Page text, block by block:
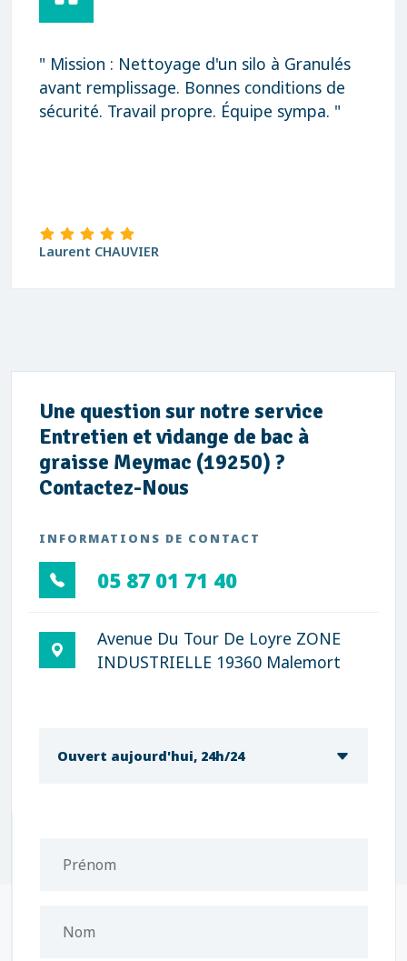
" Mission : Nettoyage d'un silo à Granulés
avant remplissage. Bonnes conditions de
sécurité. Travail propre. Équipe sympa. "
Laurent CHAUVIER
Une question sur notre service
Entretien et vidange de bac à
graisse Meymac (19250) ?
Contactez-Nous
INFORMATIONS DE CONTACT
05 87 01 71 40
Avenue Du Tour De Loyre ZONE
INDUSTRIELLE 19360 Malemort
Ouvert aujourd'hui, 24h/24
Prénom
Nom